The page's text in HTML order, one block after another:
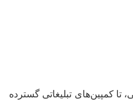
تا کمپین‌های تبلیغاتی گسترده